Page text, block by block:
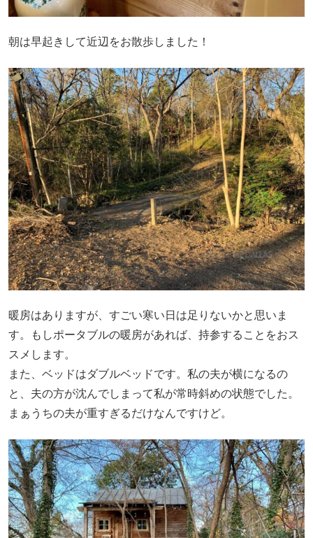
朝は早起きして近辺をお散歩しました！
暖房はありますが、すごい寒い日は足りないかと思いま
す。もしポータブルの暖房があれば、持参することをおス
スメします。
また、ベッドはダブルベッドです。私の夫が横になるの
と、夫の方が沈んでしまって私が常時斜めの状態でした。
まぁうちの夫が重すぎるだけなんですけど。